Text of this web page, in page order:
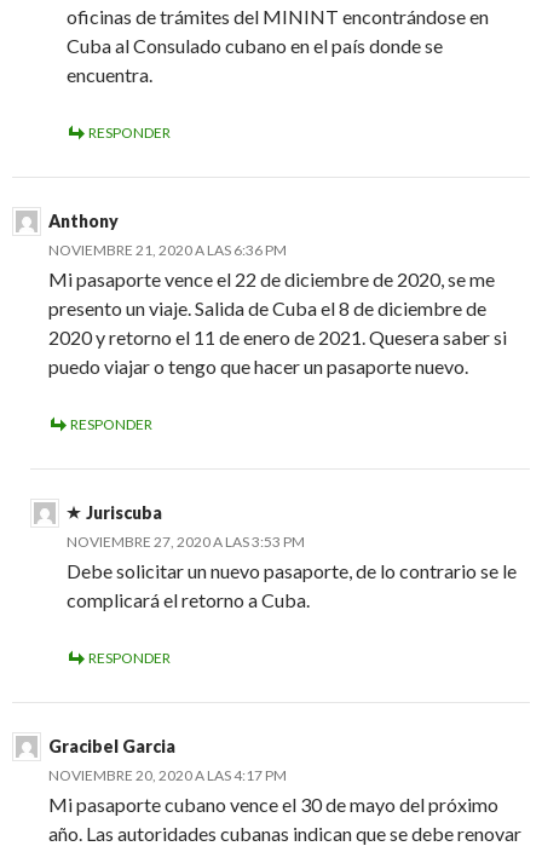
oficinas de trámites del MININT encontrándose en
Cuba al Consulado cubano en el país donde se
encuentra.
RESPONDER
Anthony
NOVIEMBRE 21, 2020 A LAS 6:36 PM
Mi pasaporte vence el 22 de diciembre de 2020, se me
presento un viaje. Salida de Cuba el 8 de diciembre de
2020 y retorno el 11 de enero de 2021. Quesera saber si
puedo viajar o tengo que hacer un pasaporte nuevo.
RESPONDER
Juriscuba
NOVIEMBRE 27, 2020 A LAS 3:53 PM
Debe solicitar un nuevo pasaporte, de lo contrario se le
complicará el retorno a Cuba.
RESPONDER
Gracibel Garcia
NOVIEMBRE 20, 2020 A LAS 4:17 PM
Mi pasaporte cubano vence el 30 de mayo del próximo
año. Las autoridades cubanas indican que se debe renovar